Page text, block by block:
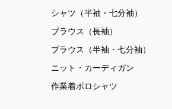
シャツ（半袖・七分袖）
ブラウス（長袖）
ブラウス（半袖・七分袖）
ニット・カーディガン
作業着ポロシャツ